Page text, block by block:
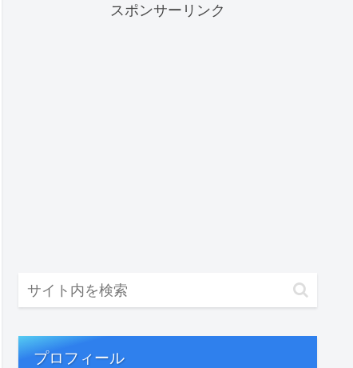
スポンサーリンク
プロフィール